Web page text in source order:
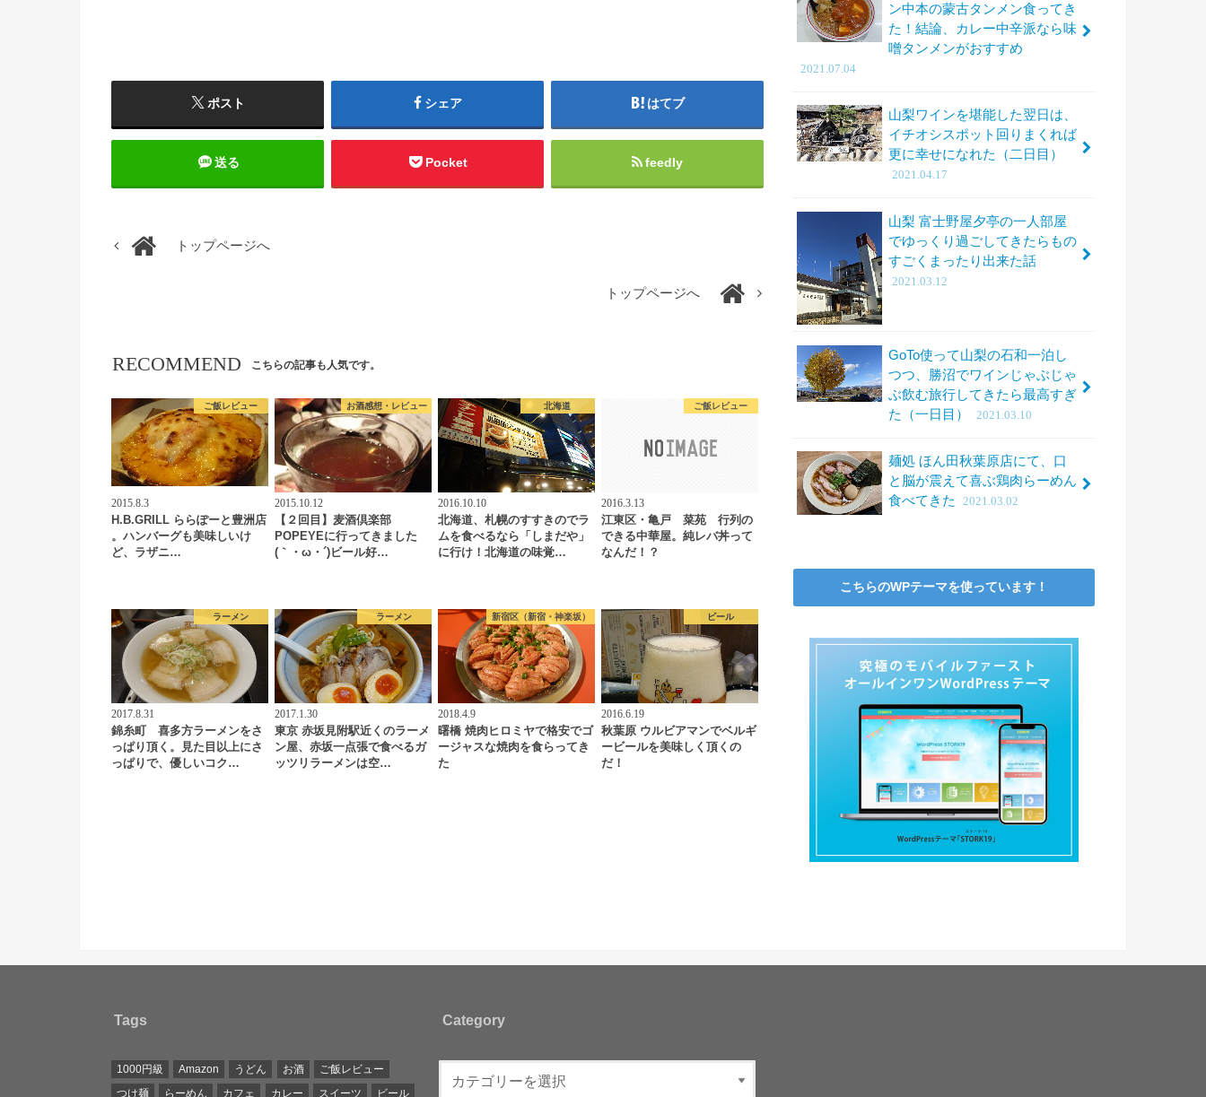
ポスト シェア はてブ
送る Pocket feedly
トップページへ
トップページへ
RECOMMEND こちらの記事も人気です。
ご飯レビュー
2015.8.3
H.B.GRILL ららぽーと豊洲店
。ハンバーグも美味しいけ
ど、ラザニ…
お酒感想・レビュー
2015.10.12
【２回目】麦酒倶楽部
POPEYEに行ってきました
(｀・ω・´)ビール好…
北海道
2016.10.10
北海道、札幌のすすきのでラ
ムを食べるなら「しまだや」
に行け！北海道の味覚…
ご飯レビュー
2016.3.13
江東区・亀戸 菜苑 行列の
できる中華屋。純レバ丼って
なんだ！？
ラーメン
2017.8.31
錦糸町 喜多方ラーメンをさ
っぱり頂く。見た目以上にさ
っぱりで、優しいコク…
ラーメン
2017.1.30
東京 赤坂見附駅近くのラーメ
ン屋、赤坂一点張で食べるガ
ッツリラーメンは空…
新宿区（新宿・神楽坂）
2018.4.9
曙橋 焼肉ヒロミヤで格安でゴ
ージャスな焼肉を食らってき
た
ビール
2016.6.19
秋葉原 ウルビアマンでベルギ
ービールを美味しく頂くの
だ！
ン中本の蒙古タンメン食ってき
た！結論、カレー中辛派なら味
噌タンメンがおすすめ
2021.07.04
山梨ワインを堪能した翌日は、
イチオシスポット回りまくれば
更に幸せになれた（二日目）
2021.04.17
山梨 富士野屋夕亭の一人部屋
でゆっくり過ごしてきたらもの
すごくまったり出来た話
2021.03.12
GoTo使って山梨の石和一泊し
つつ、勝沼でワインじゃぶじゃ
ぶ飲む旅行してきたら最高すぎ
た（一日目）
2021.03.10
麺処 ほん田秋葉原店にて、口
と脳が震えて喜ぶ鶏肉らーめん
食べてきた
2021.03.02
こちらのWPテーマを使っています！
Tags
1000円級 Amazon うどん お酒
ご飯レビュー
つけ麺
らーめん カフェ カレー スイーツ ビール
Category